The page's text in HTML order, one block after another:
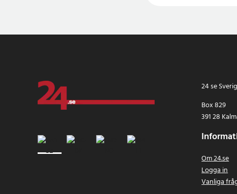
24 se
Box 829
391 28
Om 24.se
Logga in
Vanliga